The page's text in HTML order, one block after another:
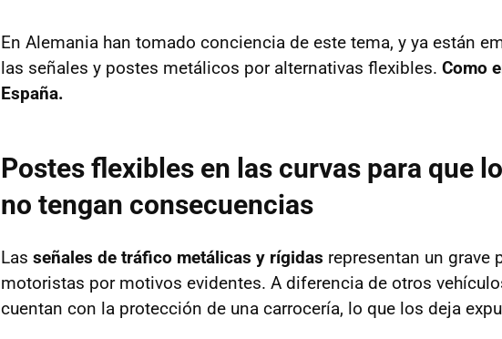
En Alemania han tomado conciencia de este tema, y ya están
las señales y postes metálicos por alternativas flexibles. Como
España.
Postes flexibles en las curvas para que
no tengan consecuencias
Las señales de tráfico metálicas y rígidas representan un grave
motoristas por motivos evidentes. A diferencia de otros
cuentan con la protección de una carrocería, lo que los deja